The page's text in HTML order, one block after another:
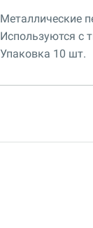
Металлические
Используются с
Упаковка 10 шт.